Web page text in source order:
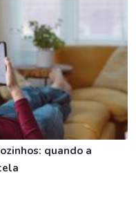
quando a